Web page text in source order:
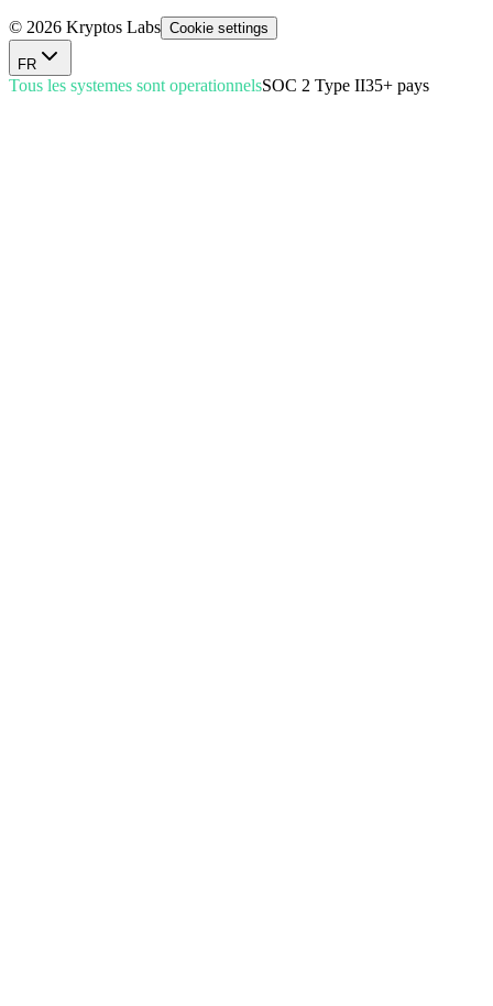
© 2026 Kryptos Labs Cookie settings
FR
Tous les systemes sont operationnelsSOC 2 Type II35+ pays